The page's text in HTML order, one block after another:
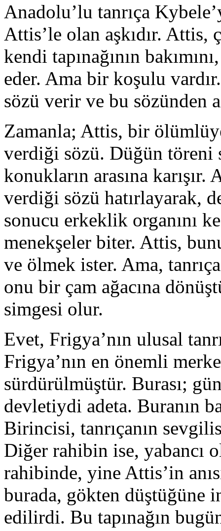
Anadolu’lu tanrıça
Attis’le olan aşkıdır.
kendi tapınağının
eder. Ama bir koşulu
sözü verir ve bu sözünden
Zamanla; Attis, bir
verdiği sözü. Düğün töreni
konukların arasına
verdiği sözü hatırlayarak,
sonucu erkeklik organını
menekşeler biter. Attis,
ve ölmek ister. Ama,
onu bir çam ağacına
simgesi olur.
Evet, Frigya’nın ulusal
Frigya’nın en önemli
sürdürülmüştür. Burası;
devletiydi adeta. Buranın
Birincisi, tanrıçanın
Diğer rahibin ise, yabancı
rahibinde, yine Attis’in
burada, gökten düştüğüne
edilirdi. Bu tapınağın